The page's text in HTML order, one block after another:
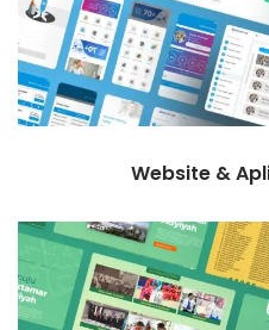
Website &